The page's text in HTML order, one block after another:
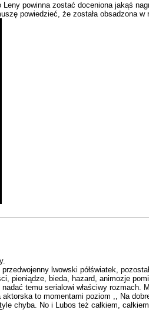
powinna zostać doceniona jakąś
powiedzieć, że została obsadzona w
lwowski półświatek,
pieniądze, bieda, hazard, animozje
temu serialowi właściwy rozmach.
to momentami poziom ,, Na
chyba. No i Lubos też całkiem,